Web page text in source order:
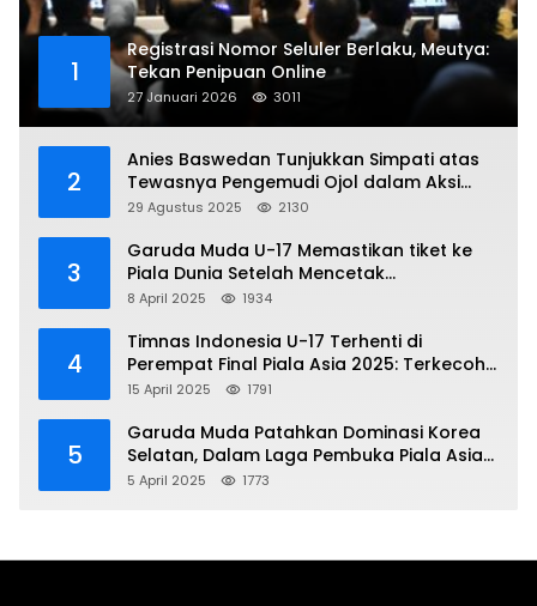
1
Registrasi Nomor Seluler Berlaku, Meutya:
Tekan Penipuan Online
27 Januari 2026 3011
2
Anies Baswedan Tunjukkan Simpati atas
Tewasnya Pengemudi Ojol dalam Aksi
Demo
29 Agustus 2025 2130
3
Garuda Muda U-17 Memastikan tiket ke
Piala Dunia Setelah Mencetak
Kemenangan Gemilang atas Yaman 4-1 di
8 April 2025 1934
4
Timnas Indonesia U-17 Terhenti di
Perempat Final Piala Asia 2025: Terkecoh
Korea Utara
15 April 2025 1791
5
Garuda Muda Patahkan Dominasi Korea
Selatan, Dalam Laga Pembuka Piala Asia
2025 U-17
5 April 2025 1773